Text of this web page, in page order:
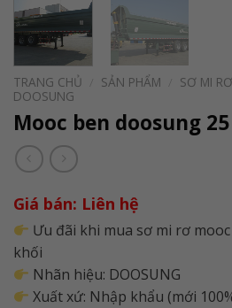
TRANG CHỦ SẢN PHẨM SƠ MI
DOOSUNG
Mooc ben doosung
Giá bán: Liên hệ
Ưu đãi khi mua sơ mi rơ
khối
Nhãn hiệu: DOOSUNG
Xuất xứ: Nhập khẩu (mới